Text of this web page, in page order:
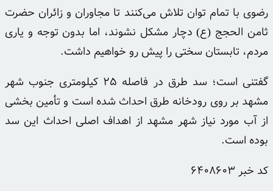
رضوی با تمام توان تلاش می‌کنند تا مجاوران و زائران حضرت
ثامن الحجج (ع)دچار مشکل نشوند، اما بدون توجه و یاری
مردم، تابستان سختی را پیش رو خواهیم داشت.
گفتنی است؛ سد طرق در فاصله ۲۵ کیلومتری جنوب شهر
مشهد بر روی رودخانه طرق احداث شده است و تأمین بخشی
از آب مورد نیاز شهر مشهد از اهداف اصلی احداث این سد
بوده است.
کد خبر 6408603